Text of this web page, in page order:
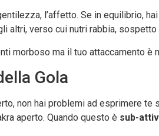
l’affetto. Se in equilibrio,
altri, verso cui nutri rabbia,
morboso ma il tuo attaccamento
Gola
non hai problemi ad esprimere te
aperto. Quando questo è sub-